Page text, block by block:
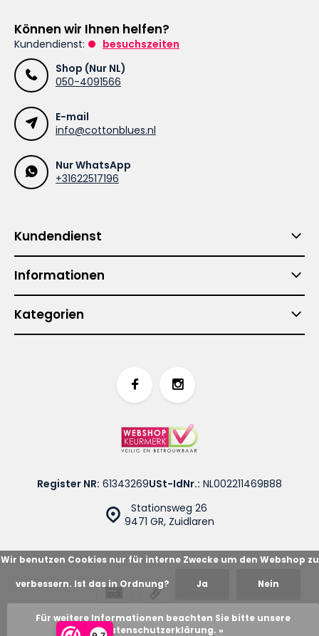
Können wir Ihnen helfen?
Kundendienst:
besuchszeiten
Shop (Nur NL)
050-4091566
E-mail
info@cottonblues.nl
Nur WhatsApp
+31622517196
Kundendienst
Informationen
Kategorien
Stationsweg 26
9471 GR, Zuidlaren
Register NR: 61343269USt-IdNr.: NL002211469B88
© Cotton Blues
Wir benutzen Cookies nur für interne Zwecke um den Webshop zu
verbessern. Ist das in Ordnung? Ja Nein
Für weitere Informationen beachten Sie bitte unsere
Datenschutzerklärung. »